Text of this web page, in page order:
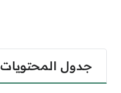
جدول المحتويات